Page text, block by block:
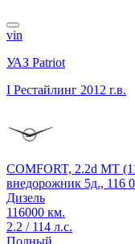
vin
УАЗ Patriot
I Рестайлинг 2012 г.в.
COMFORT, 2.2d MT
внедорожник 5д., 116
Дизель
116000 км.
2.2 / 114 л.с.
Полный